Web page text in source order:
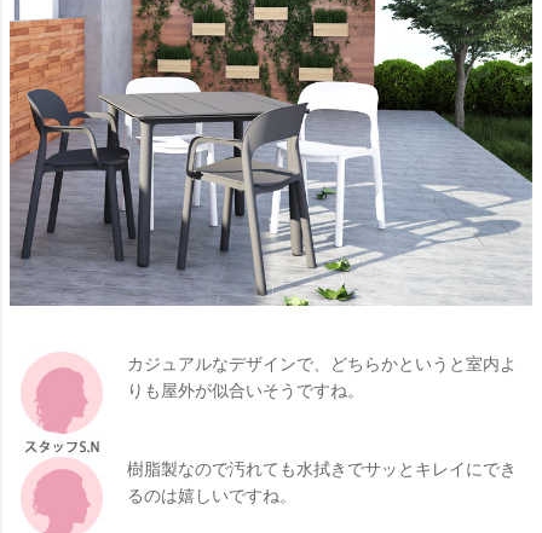
カジュアルなデザインで、どちらかというと室内よ
りも屋外が似合いそうですね。
樹脂製なので汚れても水拭きでサッとキレイにでき
るのは嬉しいですね。